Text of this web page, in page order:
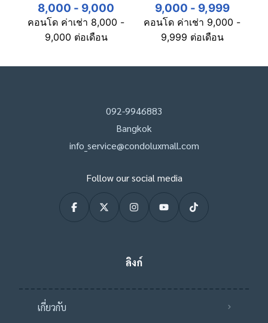
8,000 - 9,000
คอนโด ค่าเช่า 8,000 -
9,000 ต่อเดือน
9,000 - 9,999
คอนโด ค่าเช่า 9,000 -
9,999 ต่อเดือน
092-9946883
Bangkok
info_service@condoluxmall.com
Follow our social media
ลิงก์
เกี่ยวกับ